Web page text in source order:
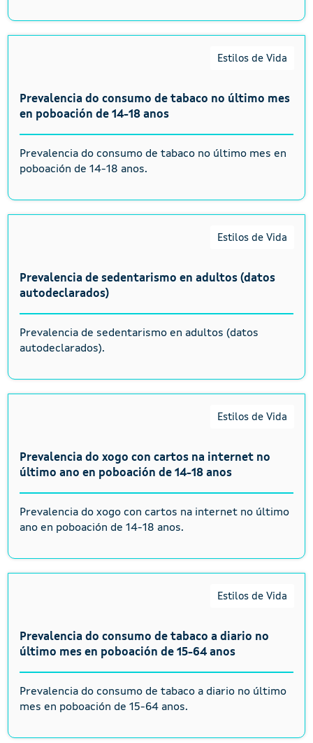
Estilos de Vida
Prevalencia do consumo de tabaco no último mes
en poboación de 14-18 anos
Prevalencia do consumo de tabaco no último mes en
poboación de 14-18 anos.
Estilos de Vida
Prevalencia de sedentarismo en adultos (datos
autodeclarados)
Prevalencia de sedentarismo en adultos (datos
autodeclarados).
Estilos de Vida
Prevalencia do xogo con cartos na internet no
último ano en poboación de 14-18 anos
Prevalencia do xogo con cartos na internet no último
ano en poboación de 14-18 anos.
Estilos de Vida
Prevalencia do consumo de tabaco a diario no
último mes en poboación de 15-64 anos
Prevalencia do consumo de tabaco a diario no último
mes en poboación de 15-64 anos.